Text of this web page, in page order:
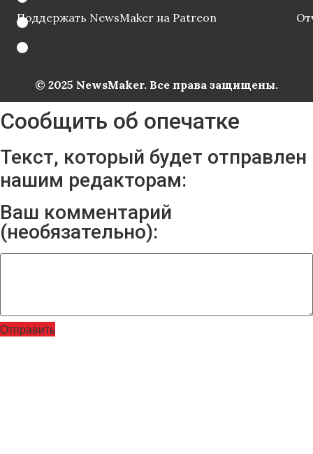
Поддержать NewsMaker на Patreon
© 2025 NewsMaker. Все права защищены.
Сообщить об опечатке
Текст, который будет отправлен
нашим редакторам:
Ваш комментарий
(необязательно):
Отправить